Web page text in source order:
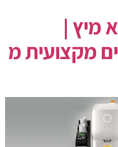
מיץ |
מקצועית מ